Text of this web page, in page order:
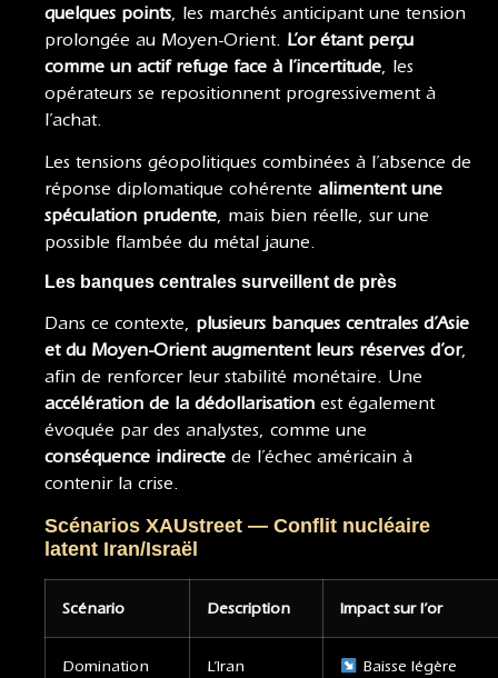
quelques points, les marchés anticipant une tension
prolongée au Moyen-Orient. L’or étant perçu
comme un actif refuge face à l’incertitude, les
opérateurs se repositionnent progressivement à
l’achat.
Les tensions géopolitiques combinées à l’absence de
réponse diplomatique cohérente alimentent une
spéculation prudente, mais bien réelle, sur une
possible flambée du métal jaune.
Les banques centrales surveillent de près
Dans ce contexte, plusieurs banques centrales d’Asie
et du Moyen-Orient augmentent leurs réserves d’or,
afin de renforcer leur stabilité monétaire. Une
accélération de la dédollarisation est également
évoquée par des analystes, comme une
conséquence indirecte de l’échec américain à
contenir la crise.
Scénarios XAUstreet — Conflit nucléaire
latent Iran/Israël
Scénario Description Impact sur l’or
Domination
L’Iran
Baisse légère